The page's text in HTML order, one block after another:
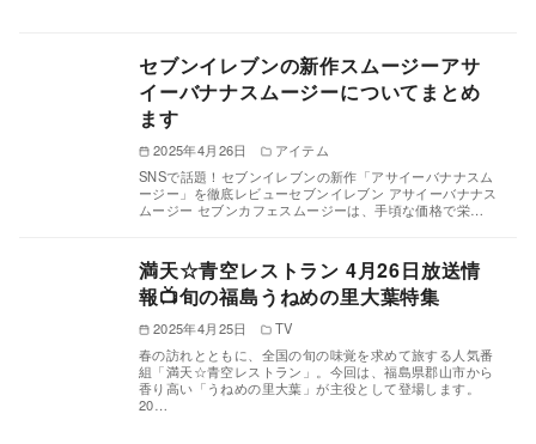
セブンイレブンの新作スムージーアサ
イーバナナスムージーについてまとめ
ます
2025年4月26日
アイテム
SNSで話題！セブンイレブンの新作「アサイーバナナスム
ージー」を徹底レビューセブンイレブン アサイーバナナス
ムージー セブンカフェスムージーは、手頃な価格で栄…
満天☆青空レストラン 4月26日放送情
報📺旬の福島うねめの里大葉特集
2025年4月25日
TV
春の訪れとともに、全国の旬の味覚を求めて旅する人気番
組「満天☆青空レストラン」。今回は、福島県郡山市から
香り高い「うねめの里大葉」が主役として登場します。
20…